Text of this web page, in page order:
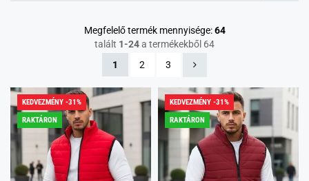
Megfelelő termék mennyisége:64
talált 1-24a termékekből 64
1
2 3
KEDVEZMÉNY -31%
RAKTÁRON
KEDVEZMÉNY -31%
RAKTÁRON